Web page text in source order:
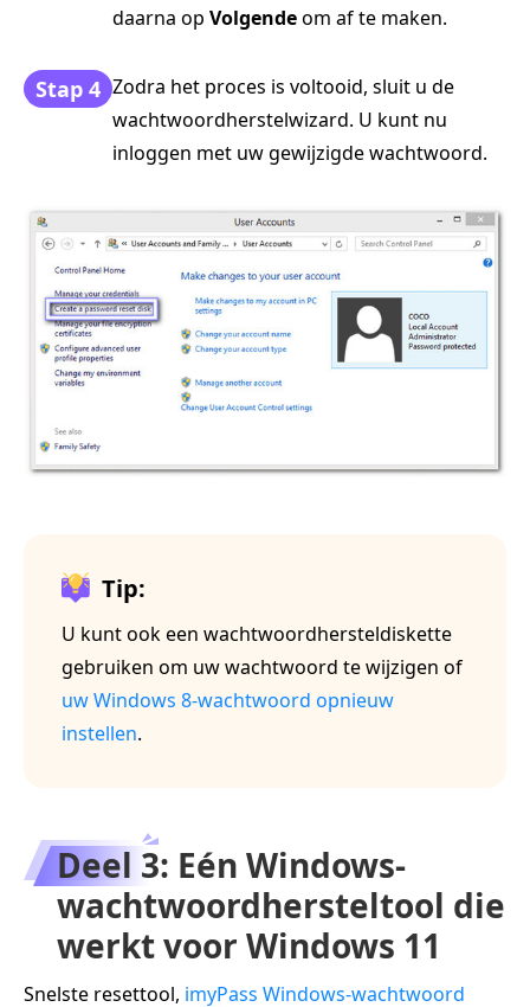
daarna op Volgendeom af te maken.
Stap 4 Zodra het proces is voltooid, sluit u de
wachtwoordherstelwizard. U kunt nu
inloggen met uw gewijzigde wachtwoord.
Tip:
U kunt ook een wachtwoordhersteldiskette
gebruiken om uw wachtwoord te wijzigen of
uw Windows 8-wachtwoord opnieuw
instellen.
Deel 3: Eén Windows-
wachtwoordhersteltool die
werkt voor Windows 11
Snelste resettool, imyPass Windows-wachtwoord